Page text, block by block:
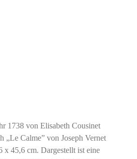
1738 von Elisabeth Cousinet
„Le Calme” von Joseph Vernet
x 45,6 cm. Dargestellt ist eine